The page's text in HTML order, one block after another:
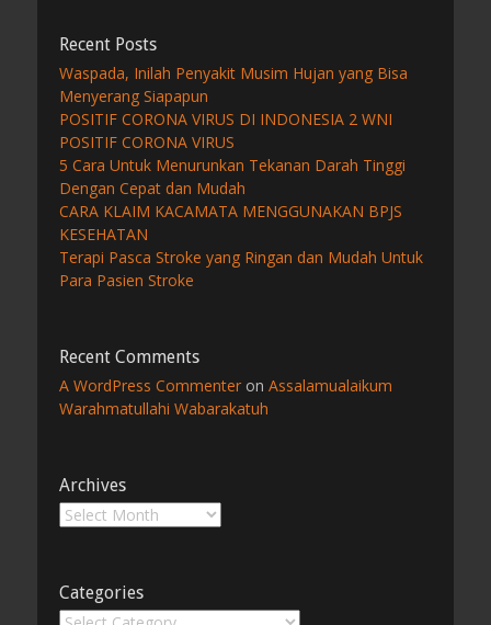
Recent Posts
Waspada, Inilah Penyakit Musim Hujan yang Bisa
Menyerang Siapapun
POSITIF CORONA VIRUS DI INDONESIA 2 WNI
POSITIF CORONA VIRUS
5 Cara Untuk Menurunkan Tekanan Darah Tinggi
Dengan Cepat dan Mudah
CARA KLAIM KACAMATA MENGGUNAKAN BPJS
KESEHATAN
Terapi Pasca Stroke yang Ringan dan Mudah Untuk
Para Pasien Stroke
Recent Comments
A WordPress Commenter on Assalamualaikum
Warahmatullahi Wabarakatuh
Archives
Archives
Categories